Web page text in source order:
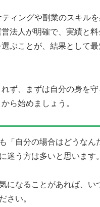
ィングや副業のスキル
法人が明確で、実績と
ぶことが、結果として
ず、まずは自分の身を
ら始めましょう。
「自分の場合はどうなん
迷う方は多いと思います。
になることがあれば、い
さい。